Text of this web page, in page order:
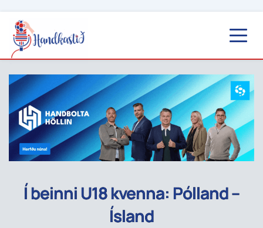
Í beinni U18 kvenna: Pólland –
Ísland